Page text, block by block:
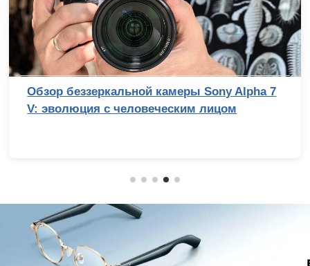
Обзор беззеркальной камеры Sony Alpha 7
V: эволюция с человеческим лицом